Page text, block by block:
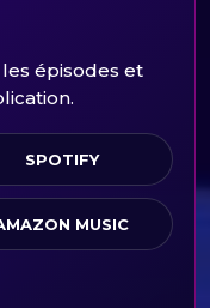
épisodes et
SPOTIFY
MUSIC